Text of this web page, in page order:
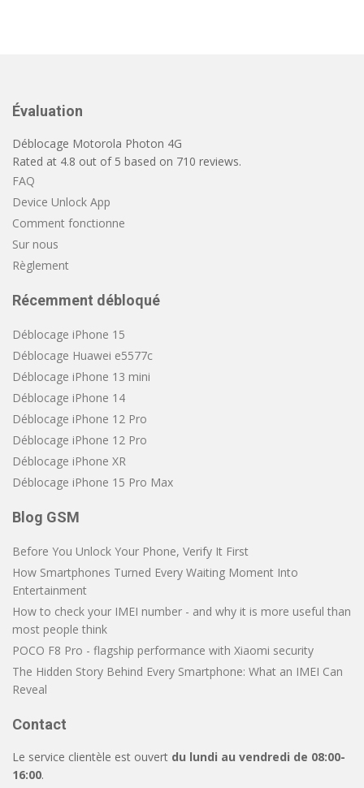
Évaluation
Déblocage Motorola Photon 4G
Rated at 4.8 out of 5 based on 710 reviews.
FAQ
Device Unlock App
Comment fonctionne
Sur nous
Règlement
Récemment débloqué
Déblocage iPhone 15
Déblocage Huawei e5577c
Déblocage iPhone 13 mini
Déblocage iPhone 14
Déblocage iPhone 12 Pro
Déblocage iPhone 12 Pro
Déblocage iPhone XR
Déblocage iPhone 15 Pro Max
Blog GSM
Before You Unlock Your Phone, Verify It First
How Smartphones Turned Every Waiting Moment Into
Entertainment
How to check your IMEI number - and why it is more useful than
most people think
POCO F8 Pro - flagship performance with Xiaomi security
The Hidden Story Behind Every Smartphone: What an IMEI Can
Reveal
Contact
Le service clientèle est ouvert du lundi au vendredi de 08:00-
16:00.